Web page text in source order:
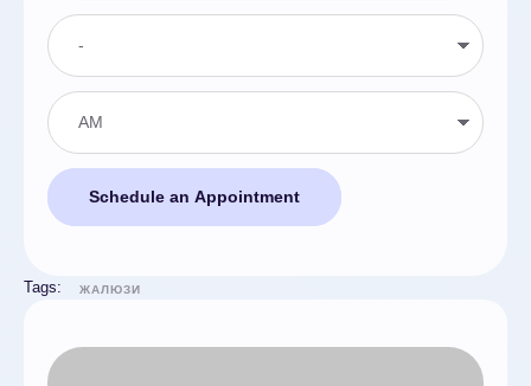
Schedule an Appointment
Tags: ЖАЛЮЗИ